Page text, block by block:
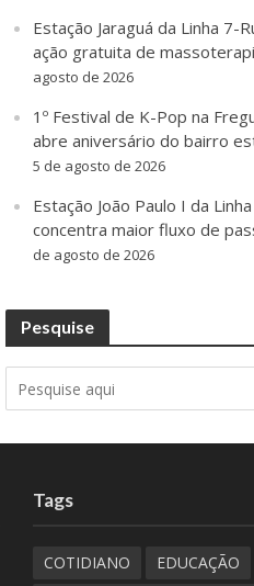
Estação Jaraguá da Linha 7-
ação gratuita de
agosto de 2026
1º Festival de K-Pop na
abre aniversário do bairro
5 de agosto de 2026
Estação João Paulo I da
concentra maior fluxo de
de agosto de 2026
Pesquise
Tags
COTIDIANO EDUCAÇÃO